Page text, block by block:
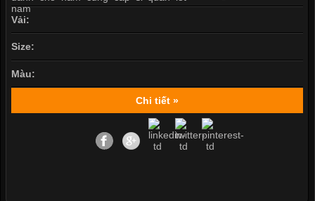
Vải:
Size:
Màu:
Chi tiết »